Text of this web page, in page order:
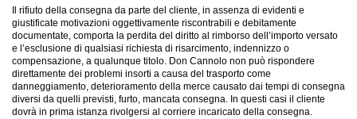
Il rifiuto della consegna da parte del cliente, in assenza di evidenti e
giustificate motivazioni oggettivamente riscontrabili e debitamente
documentate, comporta la perdita del diritto al rimborso dell’importo versato
e l’esclusione di qualsiasi richiesta di risarcimento, indennizzo o
compensazione, a qualunque titolo. Don Cannolo non può rispondere
direttamente dei problemi insorti a causa del trasporto come
danneggiamento, deterioramento della merce causato dai tempi di consegna
diversi da quelli previsti, furto, mancata consegna. In questi casi il cliente
dovrà in prima istanza rivolgersi al corriere incaricato della consegna.